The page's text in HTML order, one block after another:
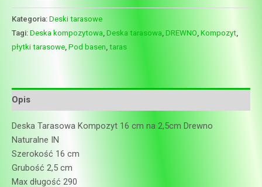
Kategoria: Deski tarasowe
Tagi: Deska kompozytowa Deska tarasowa DREWNO Kompozyt
płytki tarasowe Pod basen taras
Opis
Deska Tarasowa Kompozyt 16 cm na 2,5cm Drewno
Naturalne IN
Szerokość 16 cm
Grubość 2,5 cm
Max długość 290